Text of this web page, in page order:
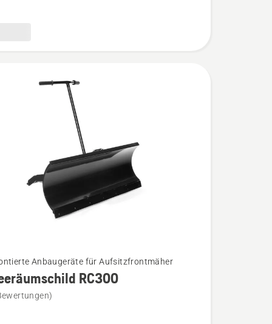
Anbaugeräte für Aufsitzfrontmäher
RC300